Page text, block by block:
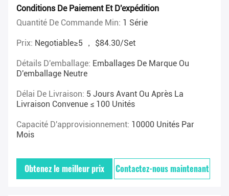
Conditions De Paiement Et D'expédition
Quantité De Commande Min: 1 Série
Prix: Negotiable≥5 ， $84.30/set
Détails D'emballage: Emballages De Marque Ou
D'emballage Neutre
Délai De Livraison: 5 Jours Avant Ou Après La
Livraison Convenue ≤ 100 Unités
Capacité D'approvisionnement: 10000 Unités Par
Mois
Obtenez le meilleur prix Contactez-nous maintenant